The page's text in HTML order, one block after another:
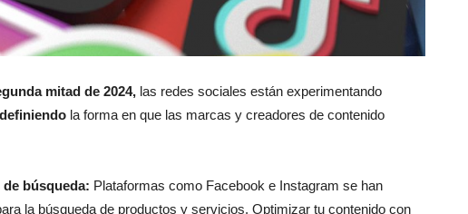
mitad de 2024, las redes sociales están experimentando
la forma en que las marcas y creadores de contenido
búsqueda: Plataformas como Facebook e Instagram se han
la búsqueda de productos y servicios. Optimizar tu contenido con